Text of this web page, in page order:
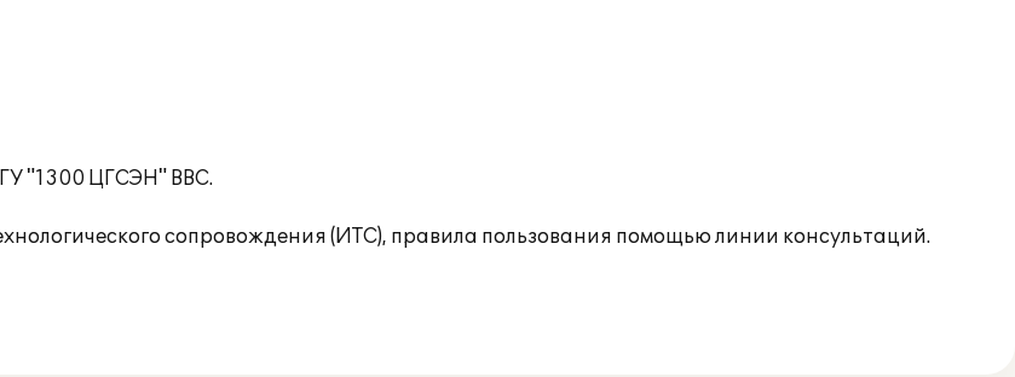
"1300 ЦГСЭН" ВВС.
сопровождения (ИТС), правила пользования помощью линии консультаций.